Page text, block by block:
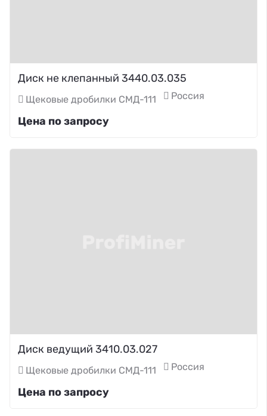
Диск не клепанный 3440.03.035
Щековые дробилки СМД-111 Россия
Цена по запросу
Диск ведущий 3410.03.027
Щековые дробилки СМД-111 Россия
Цена по запросу